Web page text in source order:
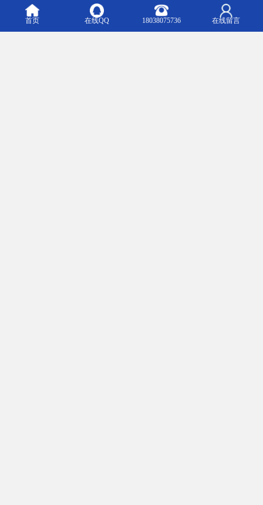
患者在被叫号时会在语音提示和显示屏时播放姓名，排队诊室等相
首页 在线QQ 18038075736 在线留言